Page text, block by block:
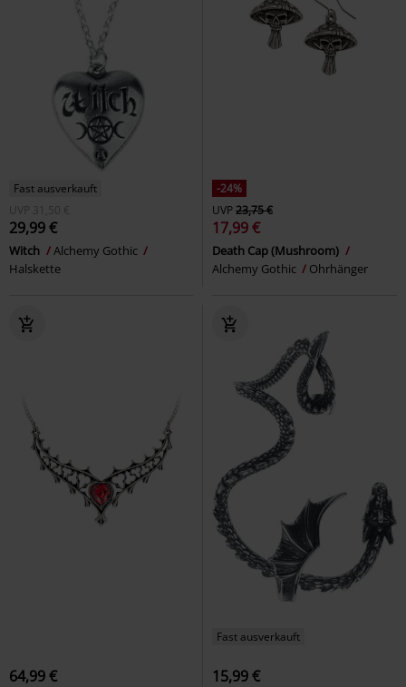
Fast ausverkauft
UVP
31,50 €
29,99 €
Witch
Alchemy Gothic
Halskette
-24%
UVP23,75 €
17,99 €
Death Cap (Mushroom)
Alchemy Gothic
Ohrhänger
64,99 €
Fast ausverkauft
15,99 €